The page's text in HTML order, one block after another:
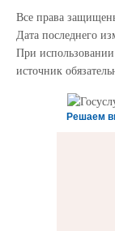
Все права
Дата последнего
При использовании
источник
Решаем